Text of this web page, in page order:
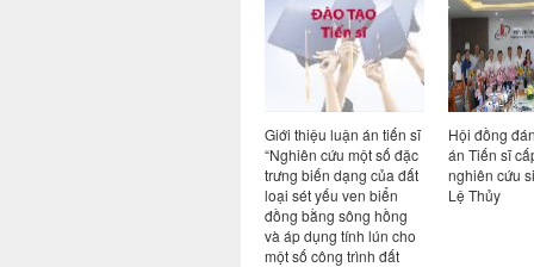
Giới thiệu luận án tiến sĩ
“Nghiên cứu một số đặc
trưng biến dạng của đất
loại sét yếu ven biển
đồng bằng sông hồng
và áp dụng tính lún cho
một số công trình đất
Hội đồng
án Tiến sĩ
nghiên cứu
Lệ Thủy